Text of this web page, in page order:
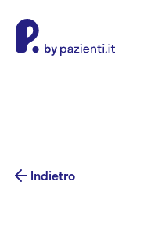
Indietro